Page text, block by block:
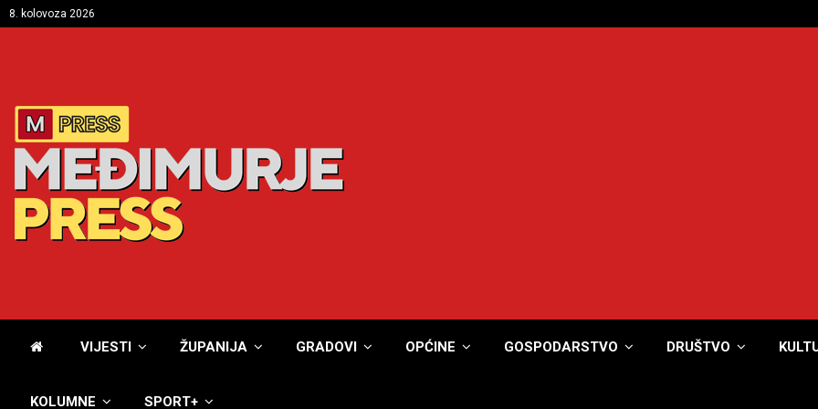
8. kolovoza 2026
VIJESTI ŽUPANIJA GRADOVI OPĆINE GOSPODARSTVO DRUŠTVO
KOLUMNE SPORT+